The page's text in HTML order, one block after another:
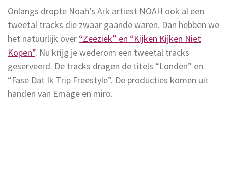
Onlangs dropte Noah’s Ark artiest NOAH ook al een
tweetal tracks die zwaar gaande waren. Dan hebben we
het natuurlijk over “Zeeziek” en “Kijken Kijken Niet
Kopen”. Nu krijg je wederom een tweetal tracks
geserveerd. De tracks dragen de titels “Londen” en
“Fase Dat Ik Trip Freestyle”. De producties komen uit
handen van Emage en miro.